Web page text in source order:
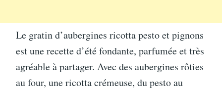
Le gratin d’aubergines ricotta pesto et pignons
est une recette d’été fondante, parfumée et très
agréable à partager. Avec des aubergines rôties
au four, une ricotta crémeuse, du pesto au